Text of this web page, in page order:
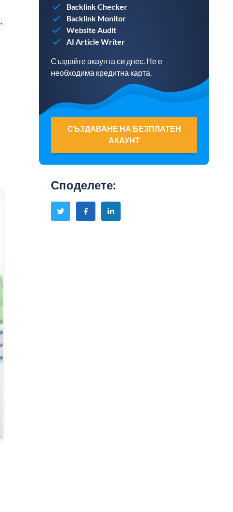
Backlink Checker
Backlink Monitor
Website Audit
AI Article Writer
Създайте акаунта си днес. Не е
необходима кредитна карта.
СЪЗДАВАНЕ НА БЕЗПЛАТЕН
АКАУНТ
Споделете: